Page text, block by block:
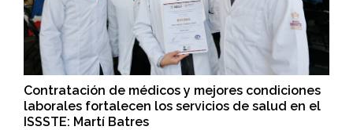
Contratación de médicos y mejores condiciones
laborales fortalecen los servicios de salud en el
ISSSTE: Martí Batres